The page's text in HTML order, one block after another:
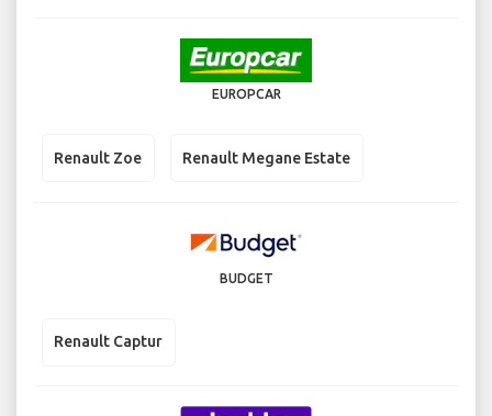
EUROPCAR
Renault Zoe Renault Megane Estate
BUDGET
Renault Captur